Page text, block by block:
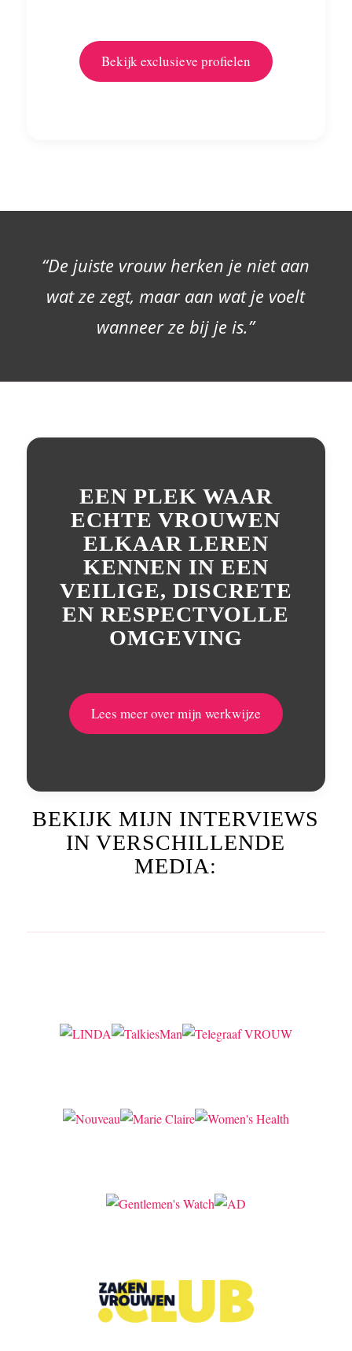
Bekijk exclusieve profielen
“De juiste vrouw herken je niet aan
wat ze zegt, maar aan wat je voelt
wanneer ze bij je is.”
EEN PLEK WAAR
ECHTE VROUWEN
ELKAAR LEREN
KENNEN IN EEN
VEILIGE, DISCRETE
EN RESPECTVOLLE
OMGEVING
Lees meer over mijn werkwijze
BEKIJK MIJN INTERVIEWS
IN VERSCHILLENDE
MEDIA: